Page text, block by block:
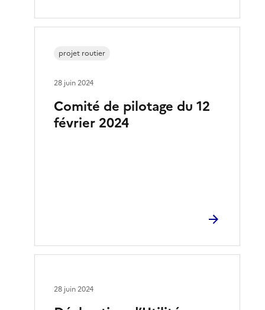
Comité de pilotage du 12
février 2024
projet routier
28 juin 2024
28 juin 2024